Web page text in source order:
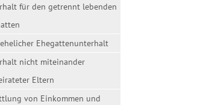
für den getrennt lebenden
Ehegattenunterhalt
nicht miteinander
Eltern
von Einkommen und